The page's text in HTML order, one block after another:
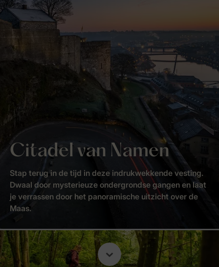
Citadel van Namen
Stap terug in de tijd in deze indrukwekkende vesting.
Dwaal door mysterieuze ondergrondse gangen en laat
je verrassen door het panoramische uitzicht over de
Maas.